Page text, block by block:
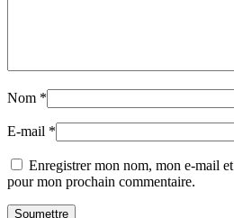
Nom *
E-mail *
Enregistrer mon nom, mon e-mail
pour mon prochain commentaire.